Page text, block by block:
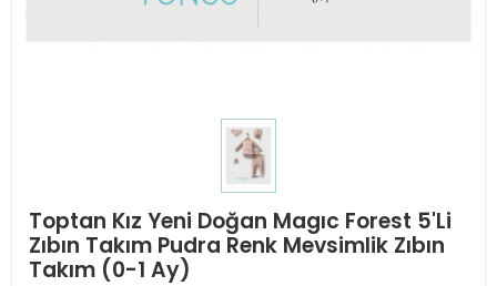
Toptan Kız Yeni Doğan Magıc Forest 5'Li
Zıbın Takım Pudra Renk Mevsimlik Zıbın
Takım (0-1 Ay)